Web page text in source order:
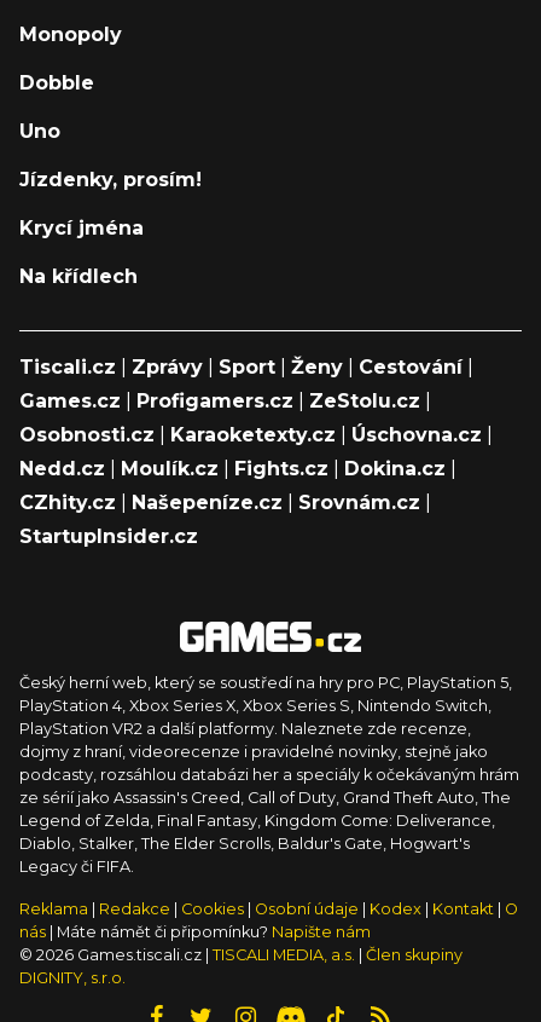
Monopoly
Dobble
Uno
Jízdenky, prosím!
Krycí jména
Na křídlech
Tiscali.cz Zprávy Sport Ženy Cestování|
Games.cz
Profigamers.cz ZeStolu.cz
Osobnosti.cz
Karaoketexty.cz Úschovna.cz
Nedd.cz
Moulík.cz Fights.cz Dokina.cz
CZhity.cz
Našepeníze.cz Srovnám.cz
StartupInsider.cz
Český herní web, který se soustředí na hry pro PC, PlayStation 5,
PlayStation 4, Xbox Series X, Xbox Series S, Nintendo Switch,
PlayStation VR2 a další platformy. Naleznete zde recenze,
dojmy z hraní, videorecenze i pravidelné novinky, stejně jako
podcasty, rozsáhlou databázi her a speciály k očekávaným hrám
ze sérií jako Assassin's Creed, Call of Duty, Grand Theft Auto, The
Legend of Zelda, Final Fantasy, Kingdom Come: Deliverance,
Diablo, Stalker, The Elder Scrolls, Baldur's Gate, Hogwart's
Legacy či FIFA.
Reklama Redakce Cookies Osobní údaje Kodex Kontakt
O
nás
| Máte námět či připomínku? Napište nám
© 2026 Games.tiscali.cz | TISCALI MEDIA, a.s.
Člen skupiny
DIGNITY, s.r.o.